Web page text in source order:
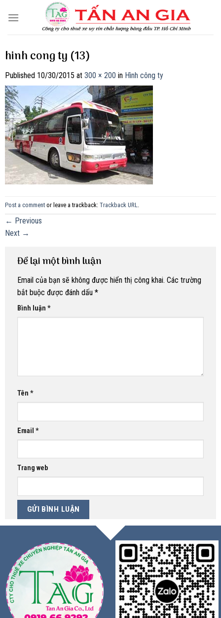
hinh cong ty (13)
Published 10/30/2015 at 300 × 200 in Hình công ty
Post a comment or leave a trackback: Trackback URL
← Previous
Next →
Để lại một bình luận
Email của bạn sẽ không được hiển thị công khai. Các trường
bắt buộc được đánh dấu *
Bình luận *
Tên *
Email *
Trang web